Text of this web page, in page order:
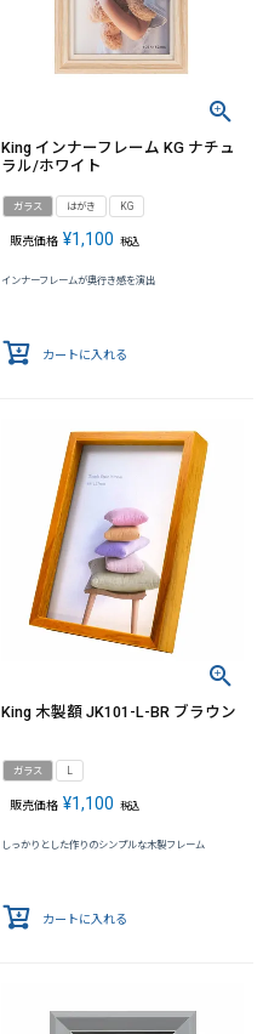
King インナーフレーム KG ナチュ
ラル/ホワイト
ガラス はがき KG
販売価格 ¥1,100 税込
インナーフレームが奥行き感を演出
カートに入れる
King 木製額 JK101-L-BR ブラウン
ガラス L
販売価格 ¥1,100 税込
しっかりとした作りのシンプルな木製フレーム
カートに入れる